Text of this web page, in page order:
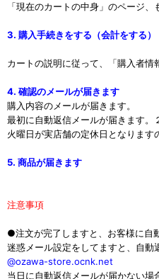
「現在のカートの中身」のページ
3. 購入手続きをする（会計をする）
カートの説明に従って、「購入者情
4. 確認のメールが届きます
購入内容のメールが届きます。
最初に自動返信メールが届きます。
火曜日が実店舗の定休日となります
5. 商品が届きます
注意事項
●注文が完了しますと、お客様に自
迷惑メール設定をしてますと、自動
@ozawa-store.ocnk.net
当日に自動返信メールが届かない